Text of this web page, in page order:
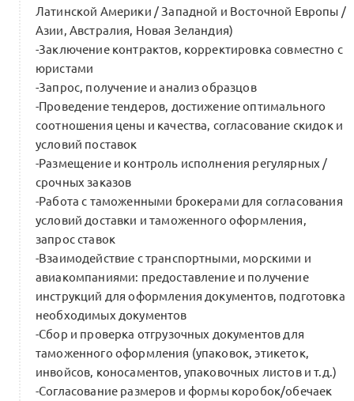
Латинской Америки / Западной и Восточной Европы /
Азии, Австралия, Новая Зеландия)
-Заключение контрактов, корректировка совместно с
юристами
-Запрос, получение и анализ образцов
-Проведение тендеров, достижение оптимального
соотношения цены и качества, согласование скидок и
условий поставок
-Размещение и контроль исполнения регулярных /
срочных заказов
-Работа с таможенными брокерами для согласования
условий доставки и таможенного оформления,
запрос ставок
-Взаимодействие с транспортными, морскими и
авиакомпаниями: предоставление и получение
инструкций для оформления документов, подготовка
необходимых документов
-Сбор и проверка отгрузочных документов для
таможенного оформления (упаковок, этикеток,
инвойсов, коносаментов, упаковочных листов и т.д.)
-Согласование размеров и формы коробок/обечаек